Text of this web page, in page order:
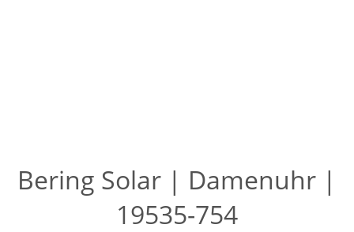
Bering Solar | Damenuhr |
19535-754